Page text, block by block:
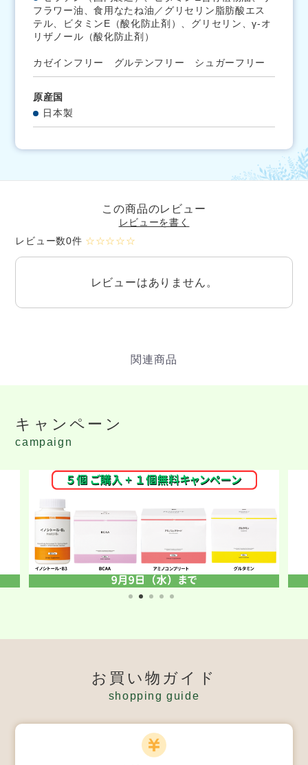
フラワー油、食用なたね油／グリセリン脂肪酸エス
テル、ビタミンE（酸化防止剤）、グリセリン、γ-オ
リザノール（酸化防止剤）
カゼインフリー グルテンフリー シュガーフリー
原産国
日本製
この商品のレビュー
レビューを書く
レビュー数0件 ☆☆☆☆☆
レビューはありません。
キャンペーン
campaign
お買い物ガイド
shopping guide